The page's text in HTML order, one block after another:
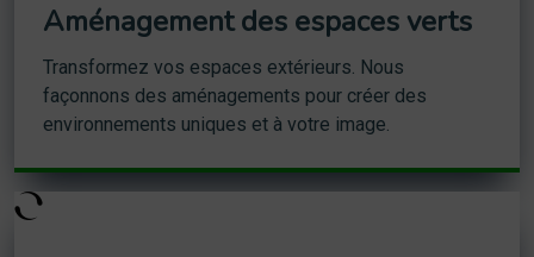
Aménagement des espaces verts
Transformez vos espaces extérieurs. Nous
façonnons des aménagements pour créer des
environnements uniques et à votre image.